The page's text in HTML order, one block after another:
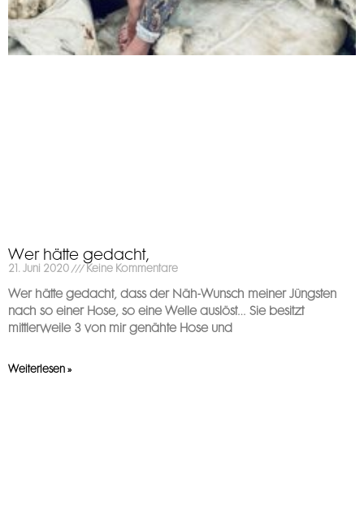
Wer hätte gedacht,
21. Juni 2020 Keine Kommentare
Wer hätte gedacht, dass der Näh-Wunsch meiner Jüngsten
nach so einer Hose, so eine Welle auslöst… Sie besitzt
mittlerweile 3 von mir genähte Hose und
Weiterlesen »